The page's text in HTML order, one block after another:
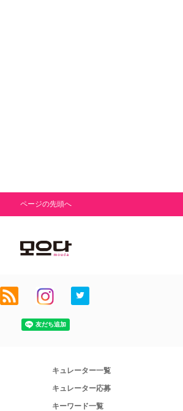
ページの先頭へ
キュレーター一覧
キュレーター応募
キーワード一覧